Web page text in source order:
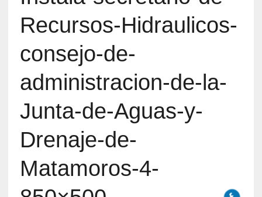
Recursos-Hidraulicos-
consejo-de-
administracion-de-la-
Junta-de-Aguas-y-
Drenaje-de-
Matamoros-4-